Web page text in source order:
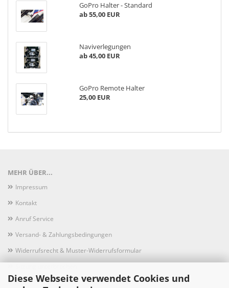
Diese Webseite verwendet Cookies und
GoPro Halter - Standard
ab 55,00 EUR
Naviverlegungen
ab 45,00 EUR
GoPro Remote Halter
25,00 EUR
MEHR ÜBER...
Impressum
Kontakt
Anruf Service
Versand- & Zahlungsbedingungen
Widerrufsrecht & Muster-Widerrufsformular
AGB